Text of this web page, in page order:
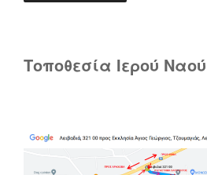
Τοποθεσία Ιερού Ναού